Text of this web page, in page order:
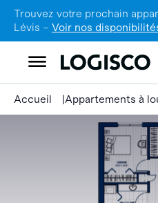
Trouvez votre prochain
Lévis – Voir nos
Accueil Appartements à